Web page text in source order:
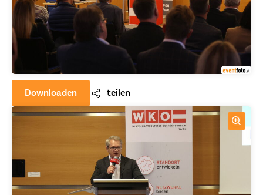
Downloaden teilen